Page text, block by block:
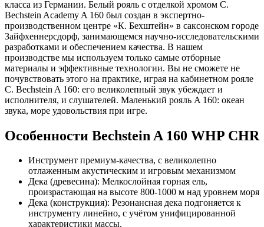
класса из Германии. Белый рояль с отделкой хромом C.
Bechstein Academy A 160 был создан в экспертно-
производственном центре «К. Бехштейн» в саксонском городе
Зайфхеннерсдорф, занимающемся научно-исследовательскими
разработками и обеспечением качества. В нашем
производстве мы используем только самые отборные
материалы и эффективные технологии. Вы не сможете не
почувствовать этого на практике, играя на кабинетном рояле
C. Bechstein A 160: его великолепный звук убеждает и
исполнителя, и слушателей. Маленький рояль A 160: океан
звука, море удовольствия при игре.
Особенности Bechstein A 160 WHP CHR
Инструмент премиум-качества, с великолепно
отлаженным акустическим и игровым механизмом
Дека (древесина): Мелкослойная горная ель,
произрастающая на высоте 800-1000 м над уровнем моря
Дека (конструкция): Резонансная дека подгоняется к
инструменту линейно, с учётом унифицированной
характеристики массы.